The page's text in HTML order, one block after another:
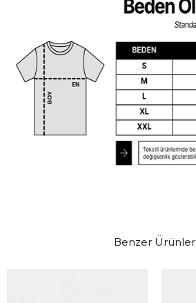
Benzer Ürünler